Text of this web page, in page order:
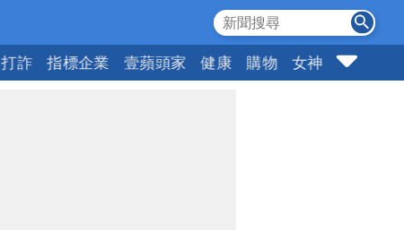
打詐 指標企業 壹蘋頭家 健康 購物 女神 10點強打